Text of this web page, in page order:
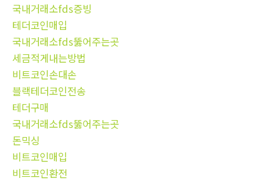
국내거래소fds증빙
테더코인매입
국내거래소fds뚫어주는곳
세금적게내는방법
비트코인손대손
블랙테더코인전송
테더구매
국내거래소fds뚫어주는곳
돈믹싱
비트코인매입
비트코인환전